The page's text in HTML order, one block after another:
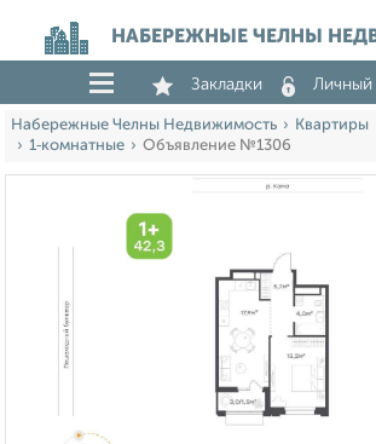
НАБЕРЕЖНЫЕ ЧЕЛНЫ
Закладки Личный
Набережные Челны Недвижимость Квартиры
1‑комнатные
Объявление №1306